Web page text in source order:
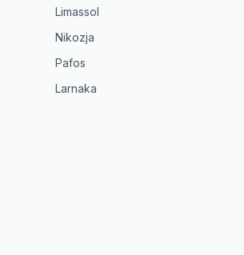
Limassol
Nikozja
Pafos
Larnaka